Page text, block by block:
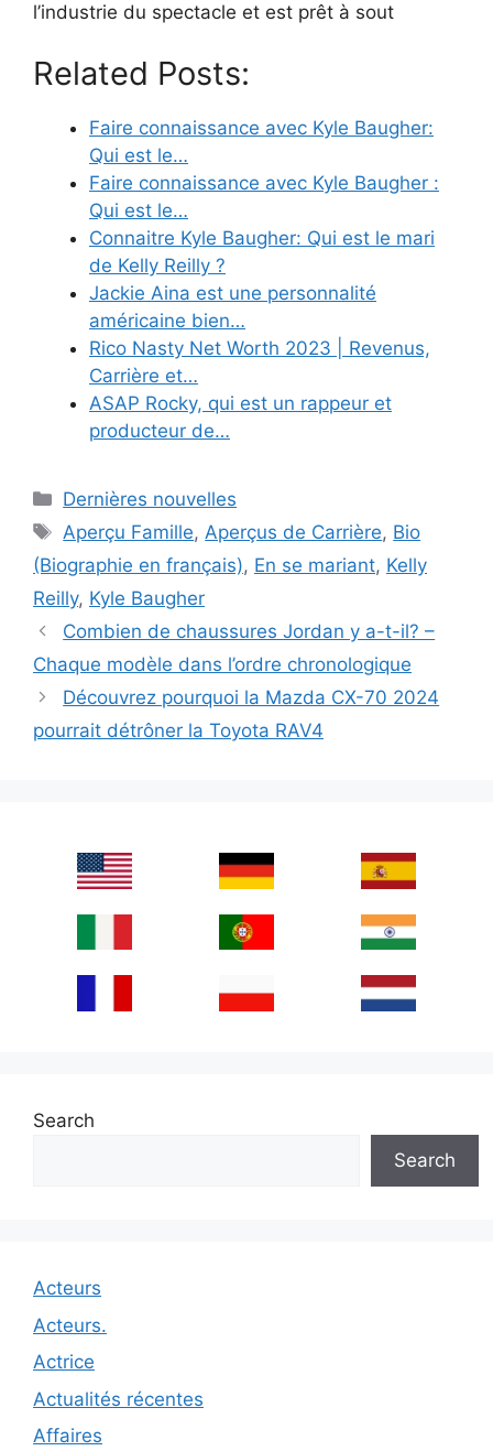
l’industrie du spectacle et est prêt à sout
Related Posts:
Faire connaissance avec Kyle Baugher:
Qui est le…
Faire connaissance avec Kyle Baugher :
Qui est le…
Connaitre Kyle Baugher: Qui est le mari
de Kelly Reilly ?
Jackie Aina est une personnalité
américaine bien…
Rico Nasty Net Worth 2023 | Revenus,
Carrière et…
ASAP Rocky, qui est un rappeur et
producteur de…
Categories
Dernières nouvelles
Tags
Aperçu Famille, Aperçus de Carrière, Bio
(Biographie en français), En se mariant, Kelly
Reilly, Kyle Baugher
Combien de chaussures Jordan y a-t-il? –
Chaque modèle dans l’ordre chronologique
Découvrez pourquoi la Mazda CX-70 2024
pourrait détrôner la Toyota RAV4
Search
Search
Acteurs
Acteurs.
Actrice
Actualités récentes
Affaires